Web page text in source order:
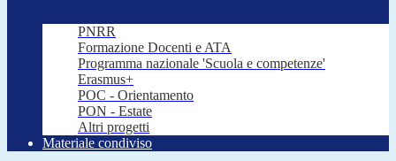
PNRR
Formazione Docenti e ATA
Programma nazionale 'Scuola e competenze'
Erasmus+
POC - Orientamento
PON - Estate
Altri progetti
Materiale condiviso